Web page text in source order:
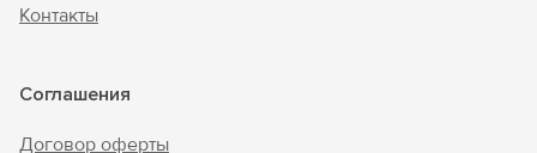
Контакты
Соглашения
Договор оферты